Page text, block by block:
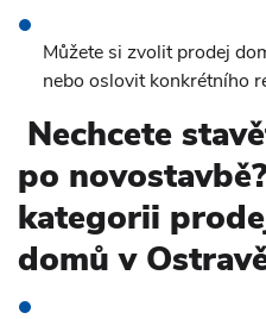
Můžete si zvolit prodej
nebo oslovit konkrétního
Nechcete
po
kategorii
domů v